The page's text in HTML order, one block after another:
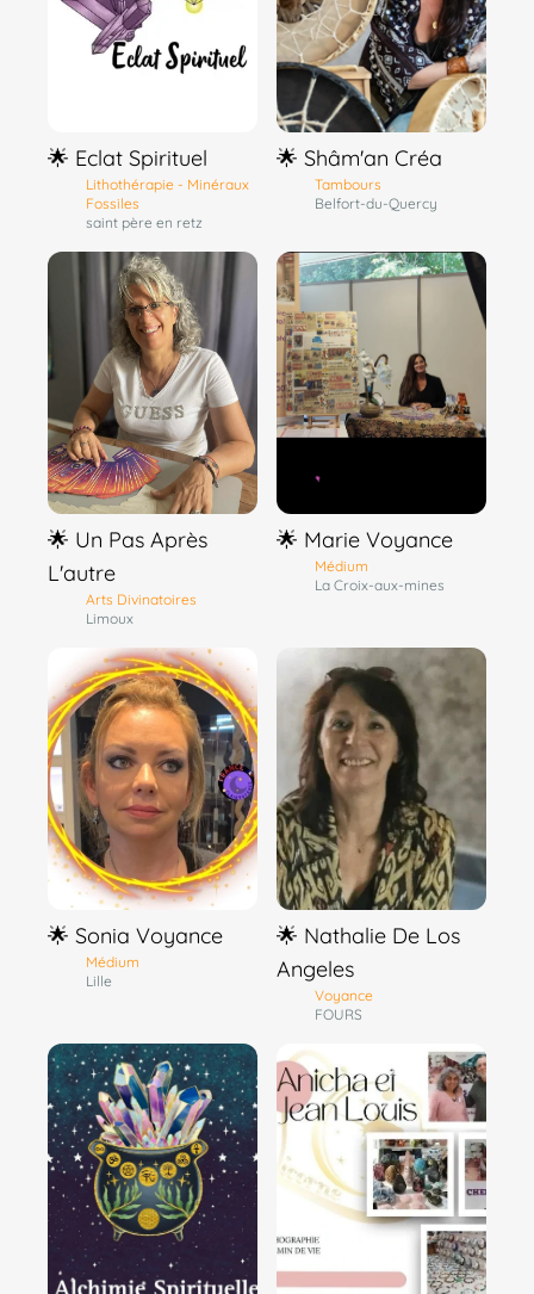
🌟 Eclat Spirituel
Lithothérapie - Minéraux
Fossiles
saint père en retz
🌟 Shâm'an Créa
Tambours
Belfort-du-Quercy
🌟 Un Pas Après
L'autre
Arts Divinatoires
Limoux
🌟 Marie Voyance
Médium
La Croix-aux-mines
🌟 Sonia Voyance
Médium
Lille
🌟 Nathalie De Los
Angeles
Voyance
FOURS